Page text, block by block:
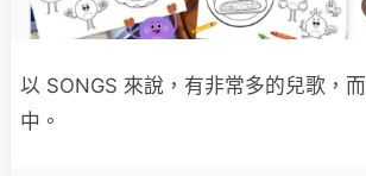
以 SONGS 來說，有非常多的兒歌，
中。